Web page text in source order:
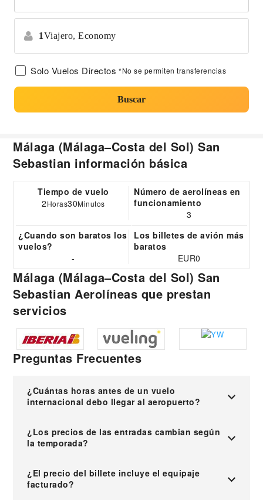
1Viajero, Economy
Solo Vuelos Directos *No se permiten transferencias
Buscar
Málaga (Málaga–Costa del Sol) San
Sebastian información básica
Tiempo de vuelo
2Horas30Minutos
Número de aerolíneas en
funcionamiento
3
¿Cuando son baratos los
vuelos?
-
Los billetes de avión más
baratos
EUR0
Málaga (Málaga–Costa del Sol) San
Sebastian Aerolíneas que prestan
servicios
Preguntas Frecuentes
¿Cuántas horas antes de un vuelo
internacional debo llegar al aeropuerto?
¿Los precios de las entradas cambian según
la temporada?
¿El precio del billete incluye el equipaje
facturado?